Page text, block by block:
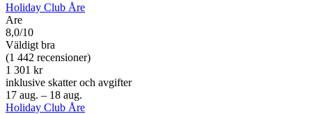
Holiday Club Åre
Are
8,0/10
Väldigt bra
(1 442 recensioner)
1 301 kr
inklusive skatter och avgifter
17 aug. – 18 aug.
Holiday Club Åre